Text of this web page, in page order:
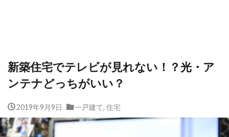
新築住宅でテレビが見れない！？光・ア
ンテナどっちがいい？
2019年9月9日 一戸建て, 住宅